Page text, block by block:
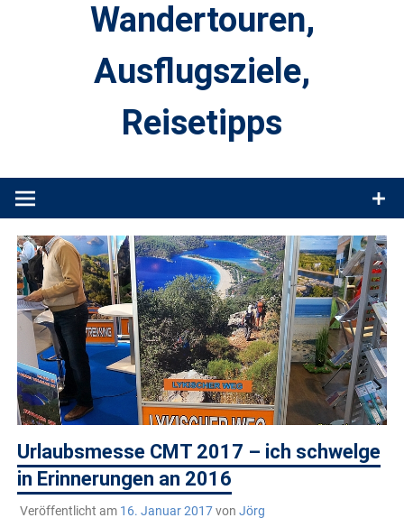
Wandertouren,
Ausflugsziele,
Reisetipps
Produkttests und Buchrezensionen. Ein Blog für alle, die gern
Urlaubsmesse CMT 2017 – ich schwelge
in Erinnerungen an 2016
Veröffentlicht am 16. Januar 2017von Jörg